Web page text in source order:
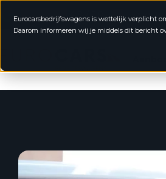
Eurocarsbedrijfswagens is wettelijk verplicht
Daarom informeren wij je middels dit bericht
4.8 / 5.0